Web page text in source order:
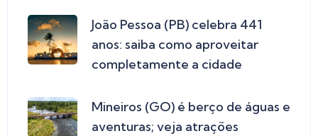
João Pessoa (PB) celebra 441
anos: saiba como aproveitar
completamente a cidade
Mineiros (GO) é berço de águas e
aventuras; veja atrações